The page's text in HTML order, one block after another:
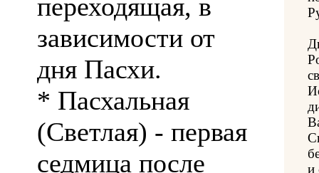
переходящая, в
зависимости от
дня Пасхи.
* Пасхальная
(Светлая) - первая
седмица после
и